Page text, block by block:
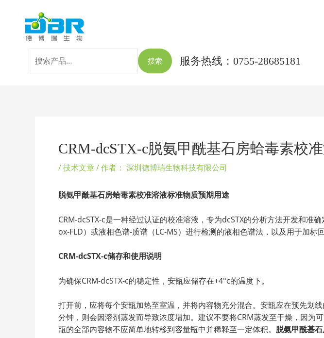
索：
搜索 服务热线：0755-28685181
CRM-dcSTX-c脱氨甲酰基石房蛤毒素校
/技术文章/ 作者： 深圳德博瑞生物科技有限公司
脱氨甲酰基石房蛤毒素校准溶液标准物质预期用途
CRM-dcSTX-c是一种经过认证的校准溶液，专为dcSTX的分析方法开发和
ox-FLD）或液相色谱-质谱（LC-MS）进行检测的液相色谱法，以及用于加标
CRM-dcSTX-c储存和使用说明
为确保CRM-dcSTX-c的稳定性，安瓿应储存在+4°c的温度下。
打开前，应将每个安瓿加热至室温，并将内容物充分混合。安瓿应在预先划
分钟，则会因溶剂蒸发而导致浓度增加。建议不要将CRM蒸发至干燥，因
瓿的全部内容物不应简单地转移到容量瓶中并稀释至一定体积。 脱氨甲酰基